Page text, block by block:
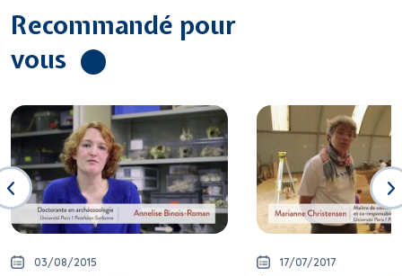
Recommandé pour
vous
03/08/2015 17/07/2017